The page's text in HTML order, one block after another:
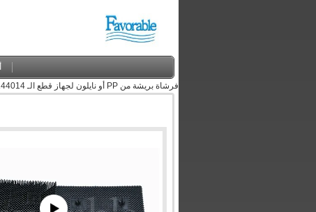
فرشاة بريشة من PP أو نايلون لجهاز قطع الـ Bullmer 70144014